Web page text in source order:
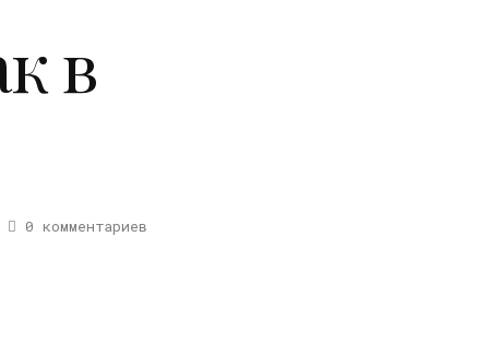
в
0 комментариев